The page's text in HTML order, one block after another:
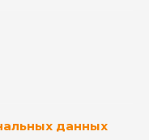
данных